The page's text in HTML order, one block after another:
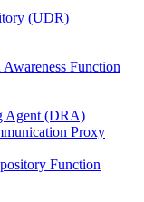
(UDR)
Function
Agent (DRA)
Proxy
Function